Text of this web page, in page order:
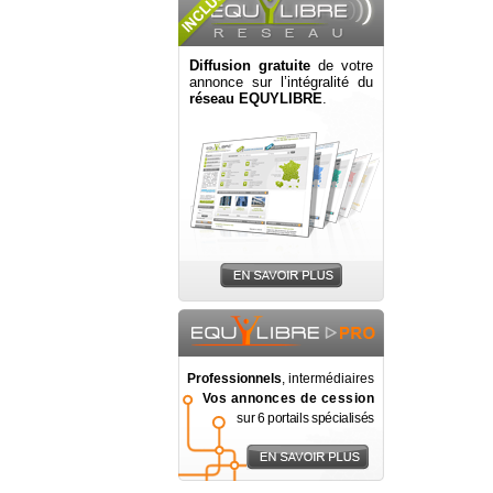
Diffusion gratuite de votre
annonce sur l’intégralité du
réseau EQUYLIBRE.
Professionnels, intermédiaires
Vos annonces de cession
sur 6 portails spécialisés